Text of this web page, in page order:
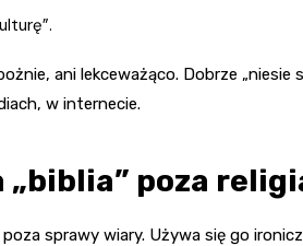
ani lekceważąco. Dobrze „niesie
w internecie.
„biblia” poza
poza sprawy wiary. Używa się go